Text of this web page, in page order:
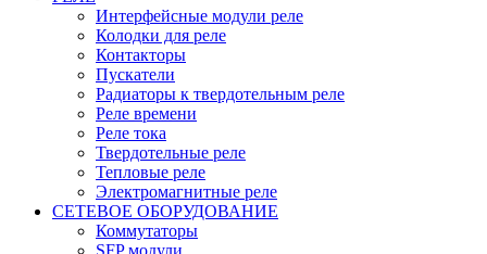
Интерфейсные модули реле
Колодки для реле
Контакторы
Пускатели
Радиаторы к твердотельным реле
Реле времени
Реле тока
Твердотельные реле
Тепловые реле
Электромагнитные реле
СЕТЕВОЕ ОБОРУДОВАНИЕ
Коммутаторы
SFP модули